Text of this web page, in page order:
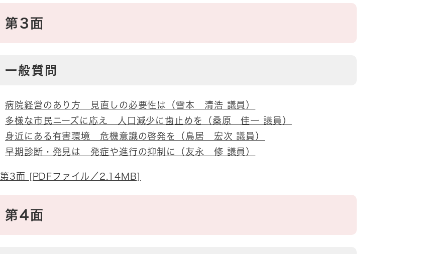
第3面
一般質問
病院経営のあり方 見直しの必要性は（雪本 清浩 議員）
多様な市民ニーズに応え 人口減少に歯止めを（桑原 佳一 議員）
身近にある有害環境 危機意識の啓発を（鳥居 宏次 議員）
早期診断・発見は 発症や進行の抑制に（友永 修 議員）
第3面 [PDFファイル／2.14MB]
第4面